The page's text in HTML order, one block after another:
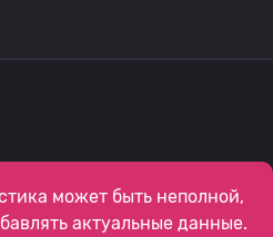
может быть неполной,
актуальные данные.